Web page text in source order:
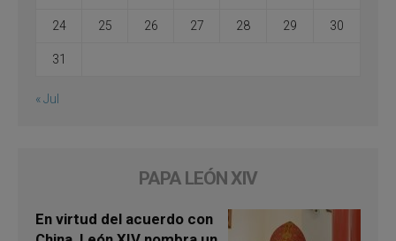
24 25 26 27 28 29 30
31
« Jul
PAPA LEÓN XIV
En virtud del acuerdo con